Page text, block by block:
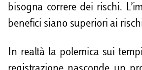
bisogna correre dei rischi.
benefici siano superiori ai
In realtà la polemica sui